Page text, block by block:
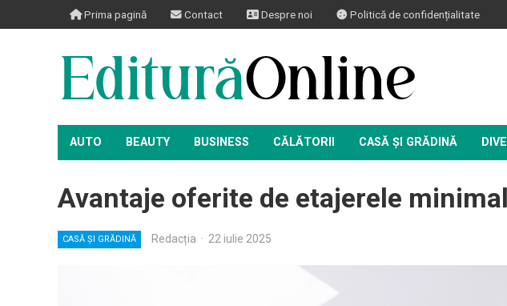
Prima pagină Contact Despre noi Politică de confidențialitate
AUTO BEAUTY BUSINESS CĂLĂTORII CASĂ ȘI GRĂDINĂ
Avantaje oferite de etajerele
CASĂ ȘI GRĂDINĂ Redacția · 22 iulie 2025